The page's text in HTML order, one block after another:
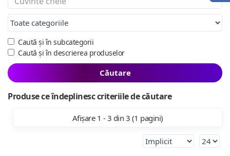
Caută și în subcategorii
Caută și în descrierea produselor
Căutare
Produse ce îndeplinesc criteriile de căutare
Afișare 1 - 3 din 3 (1 pagini)